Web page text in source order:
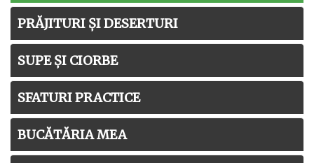
PRĂJITURI ȘI DESERTURI
SUPE ȘI CIORBE
SFATURI PRACTICE
BUCĂTĂRIA MEA